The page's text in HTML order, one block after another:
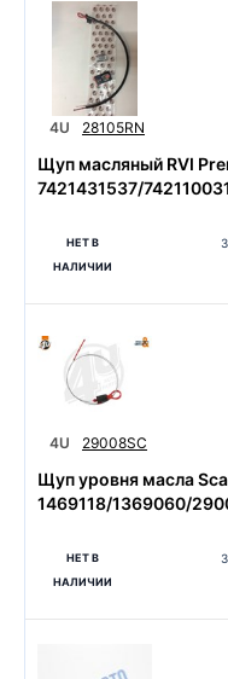
4U 28105RN
Щуп масляный RVI
7421431537/
НЕТ В
НАЛИЧИИ
4U 29008SC
Щуп уровня масла
1469118/1369060/
НЕТ В
НАЛИЧИИ